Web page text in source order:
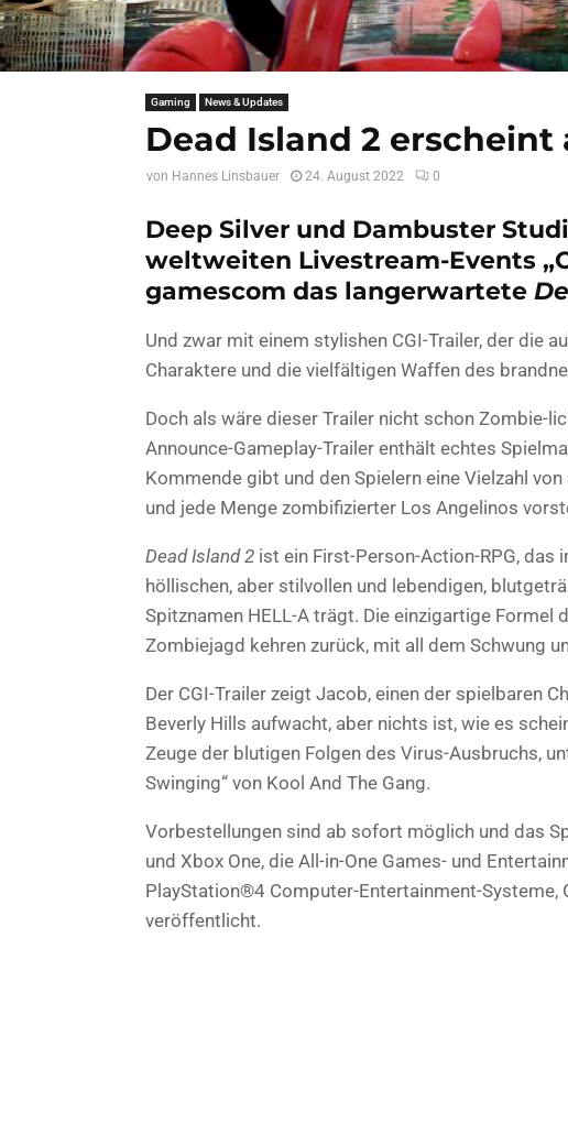
Gaming News & Updates
Dead Island 2 erscheint
von Hannes Linsbauer 24. August 2022 0
Deep Silver und Dambuster
weltweiten Livestream-Events
gamescom das langerwartete
Und zwar mit einem stylishen CGI-Trailer, der die
Charaktere und die vielfältigen Waffen des
Doch als wäre dieser Trailer nicht schon Zombie-
Announce-Gameplay-Trailer enthält echtes
Kommende gibt und den Spielern eine Vielzahl
und jede Menge zombifizierter Los Angelinos
Dead Island 2 ist ein First-Person-Action-RPG, das
höllischen, aber stilvollen und lebendigen,
Spitznamen HELL-A trägt. Die einzigartige Formel
Zombiejagd kehren zurück, mit all dem Schwung
Der CGI-Trailer zeigt Jacob, einen der spielbaren
Beverly Hills aufwacht, aber nichts ist, wie es
Zeuge der blutigen Folgen des Virus-Ausbruchs,
Swinging“ von Kool And The Gang.
Vorbestellungen sind ab sofort möglich und das
und Xbox One, die All-in-One Games- und
PlayStation®4 Computer-Entertainment-Systeme,
veröffentlicht.